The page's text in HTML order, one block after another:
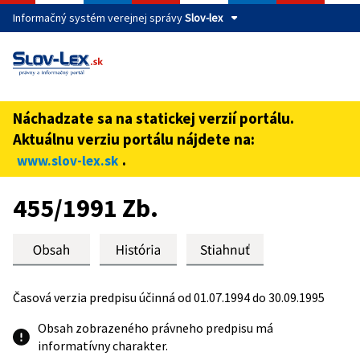
Informačný systém verejnej správySlov-lex
Táto stránka je zabezpečená
cez zabezpečenú webovú stránku verejnej správy SR.
Zabezpečená stránka vždy začína https:// pred názvom
domény webového sídla.
Náchadzate sa na statickej verzií portálu.
Aktuálnu verziu portálu nájdete na:
www.slov-lex.sk .
Preskoč na obsah
455/1991 Zb.
Časová verzia predpisu účinná od 01.07.1994 do 30.09.1995
Obsah zobrazeného právneho predpisu má
informatívny charakter.